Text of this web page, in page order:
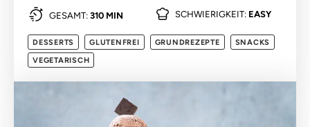
GESAMT: 310 MIN SCHWIERIGKEIT: EASY
DESSERTS GLUTENFREI GRUNDREZEPTE
SNACKS
VEGETARISCH